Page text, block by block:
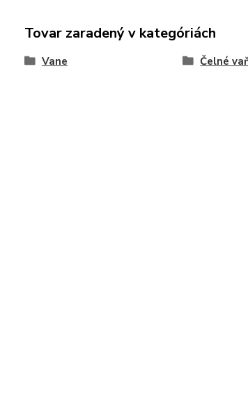
Tovar zaradený v kategóriách
Vane Čelné